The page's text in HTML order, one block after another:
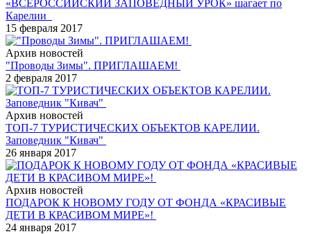
«ВСЕРОССИЙСКИЙ ЗАПОВЕДНЫЙ УРОК» шагает по
Карелии
15 февраля 2017
Архив новостей
"Проводы Зимы". ПРИГЛАШАЕМ!
2 февраля 2017
Архив новостей
ТОП-7 ТУРИСТИЧЕСКИХ ОБЪЕКТОВ КАРЕЛИИ.
Заповедник "Кивач"
26 января 2017
Архив новостей
ПОДАРОК К НОВОМУ ГОДУ ОТ ФОНДА «КРАСИВЫЕ
ДЕТИ В КРАСИВОМ МИРЕ»!
24 января 2017